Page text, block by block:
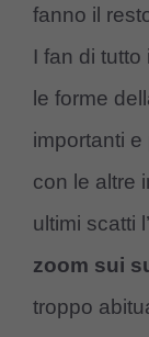
fanno il
I fan di
le forme
importanti
con le altre
ultimi scatti
zoom sui
troppo